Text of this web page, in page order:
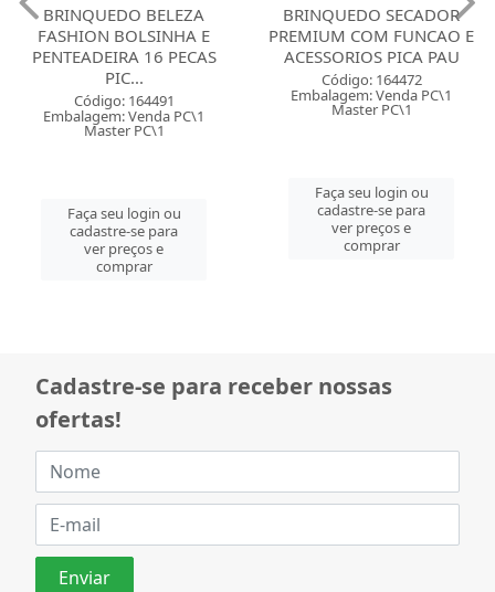
BRINQUEDO BELEZA
FASHION BOLSINHA E
PENTEADEIRA 16 PECAS
PIC...
Código: 164491
Embalagem: Venda PC\1
Master PC\1
Faça seu login ou
cadastre-se para
ver preços e
comprar
BRINQUEDO SECADOR
PREMIUM COM FUNCAO E
ACESSORIOS PICA PAU
Código: 164472
Embalagem: Venda PC\1
Master PC\1
Faça seu login ou
cadastre-se para
ver preços e
comprar
Cadastre-se para receber nossas
ofertas!